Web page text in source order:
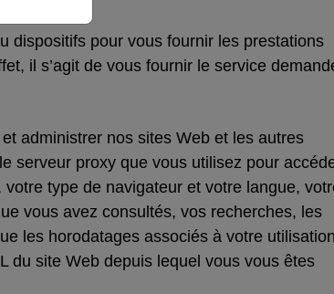
dispositifs pour vous fournir les prestations
il s’agit de vous fournir le service
administrer nos sites Web et les autres
serveur proxy que vous utilisez pour
votre type de navigateur et votre langue,
vous avez consultés, vos recherches, les
les horodatages associés à votre
du site Web depuis lequel vous vous êtes